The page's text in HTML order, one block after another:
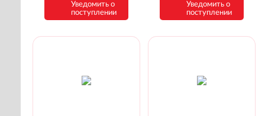
Уведомить о
поступлении
Уведомить о
поступлении